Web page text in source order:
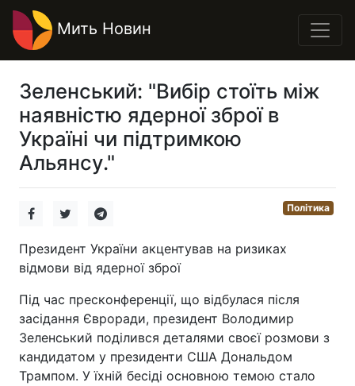
Мить Новин
Зеленський: "Вибір стоїть між
наявністю ядерної зброї в
Україні чи підтримкою
Альянсу."
Політика
Президент України акцентував на ризиках
відмови від ядерної зброї
Під час пресконференції, що відбулася після
засідання Євроради, президент Володимир
Зеленський поділився деталями своєї розмови з
кандидатом у президенти США Дональдом
Трампом. У їхній бесіді основною темою стало